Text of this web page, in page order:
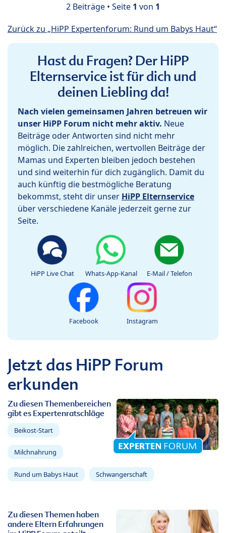
2 Beiträge • Seite 1 von 1
Zurück zu „HiPP Expertenforum: Rund um Babys Haut“
Hast du Fragen? Der HiPP
Elternservice ist für dich und
deinen Liebling da!
Nach vielen gemeinsamen Jahren betreuen wir
unser HiPP Forum nicht mehr aktiv. Neue
Beiträge oder Antworten sind nicht mehr
möglich. Die zahlreichen, wertvollen Beiträge der
Mamas und Experten bleiben jedoch bestehen
und sind weiterhin für dich zugänglich. Damit du
auch künftig die bestmögliche Beratung
bekommst, steht dir unser HiPP Elternservice
über verschiedene Kanäle jederzeit gerne zur
Seite.
HiPP Live Chat Whats-App-Kanal E-Mail / Telefon
Facebook Instagram
Jetzt das HiPP Forum
erkunden
Zu diesen Themenbereichen
gibt es Expertenratschläge
Beikost-Start
Milchnahrung
Rund um Babys Haut Schwangerschaft
Zu diesen Themen haben
andere Eltern Erfahrungen